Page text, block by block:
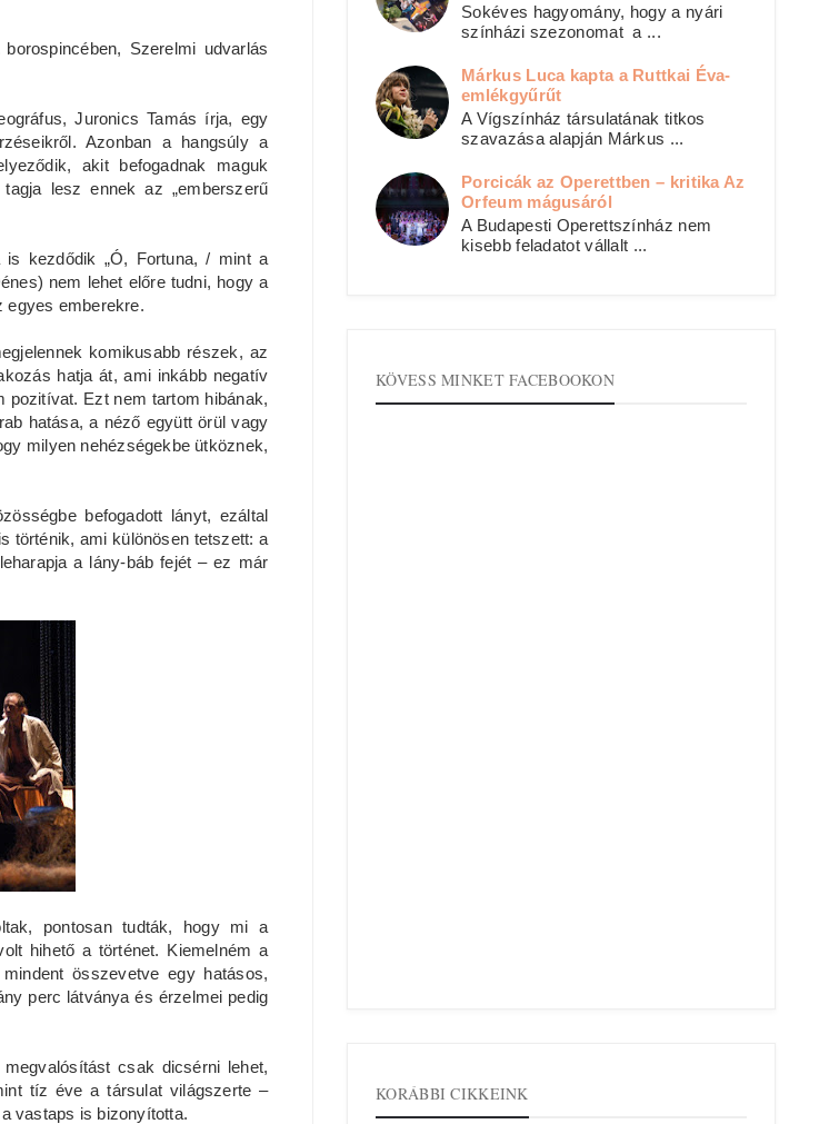
Szerelmi udvarlás
Juronics Tamás írja, egy
Azonban a hangsúly a
akit befogadnak maguk
lesz ennek az „emberszerű
kezdődik „Ó, Fortuna, / mint a
nem lehet előre tudni, hogy a
egyes emberekre.
komikusabb részek, az
hatja át, ami inkább negatív
pozitívat. Ezt nem tartom hibának,
hatása, a néző együtt örül vagy
milyen nehézségekbe ütköznek,
befogadott lányt, ezáltal
történik, ami különösen tetszett: a
a lány-báb fejét – ez már
pontosan tudták, hogy mi a
hihető a történet. Kiemelném a
összevetve egy hatásos,
perc látványa és érzelmei pedig
csak dicsérni lehet,
tíz éve a társulat világszerte –
vastaps is bizonyította.
Sokéves hagyomány, hogy a nyári
színházi szezonomat a ...
Márkus Luca kapta a Ruttkai Éva-
emlékgyűrűt
A Vígszínház társulatának titkos
szavazása alapján Márkus ...
Porcicák az Operettben – kritika Az
Orfeum mágusáról
A Budapesti Operettszínház nem
kisebb feladatot vállalt ...
KÖVESS MINKET FACEBOOKON
KORÁBBI CIKKEINK